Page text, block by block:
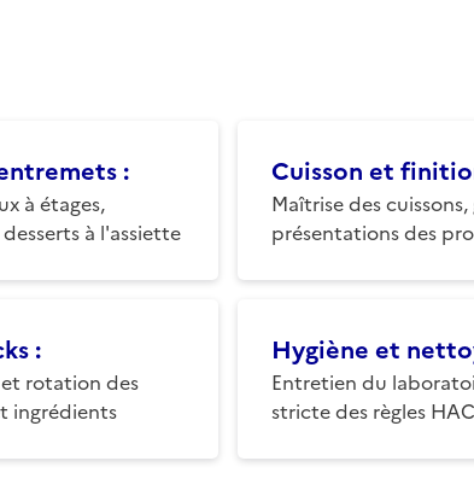
:
à étages,
à l'assiette
Cuisson et
Maîtrise des
présentations des
:
rotation des
ingrédients
Hygiène et
Entretien du
stricte des règles